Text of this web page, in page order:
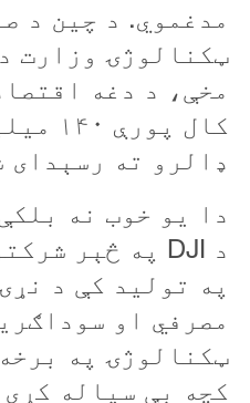
مدغموي. د چين د
ټکنالوژۍ وزارت
کال
ډالرو ته رسېدای
دا يو خوب نه
د DJI په څېر
په توليد کې د
مصرفي او
ټکنالوژۍ په
کچه بې سياله